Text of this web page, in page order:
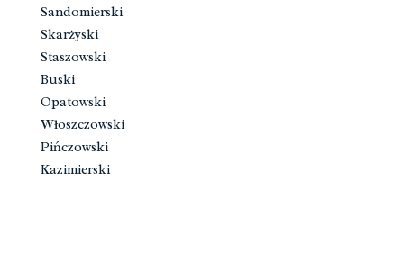
Sandomierski
Skarżyski
Staszowski
Buski
Opatowski
Włoszczowski
Pińczowski
Kazimierski